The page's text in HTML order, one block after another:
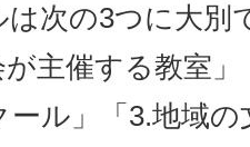
次の3つに大別
主催する教室
ル」「3.地域の